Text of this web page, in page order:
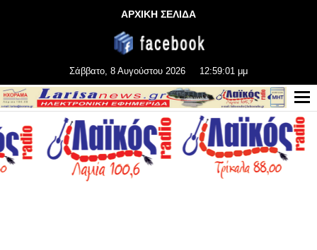
ΑΡΧΙΚΗ ΣΕΛΙΔΑ
Σάββατο, 8 Αυγούστου 2026 12:59:03 μμ